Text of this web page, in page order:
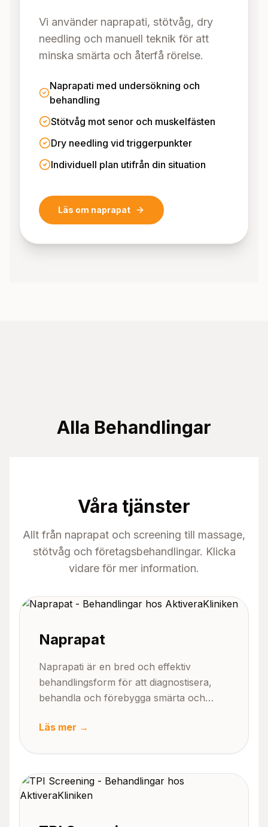
Vi använder naprapati, stötvåg, dry
needling och manuell teknik för att
minska smärta och återfå rörelse.
Naprapati med undersökning och
behandling
Stötvåg mot senor och muskelfästen
Dry needling vid triggerpunkter
Individuell plan utifrån din situation
Läs om naprapat
Alla Behandlingar
Våra tjänster
Allt från naprapat och screening till massage,
stötvåg och företagsbehandlingar. Klicka
vidare för mer information.
Naprapat
Naprapati är en bred och effektiv
behandlingsform för att diagnostisera,
behandla och förebygga smärta och
rörelseapparat. Ordet naprapati betyder
behandlar inte bara symptomen, utan
letar alltid efter grundorsaken till dina
i kiropraktiken, men har under åren
Läs mer →